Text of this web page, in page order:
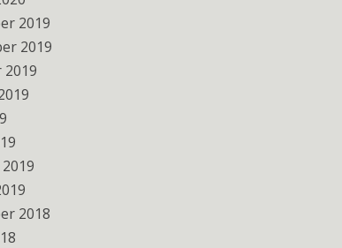
2019
2019
2018